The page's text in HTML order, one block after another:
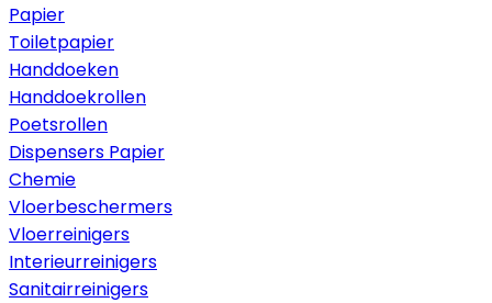
Papier
Toiletpapier
Handdoeken
Handdoekrollen
Poetsrollen
Dispensers Papier
Chemie
Vloerbeschermers
Vloerreinigers
Interieurreinigers
Sanitairreinigers